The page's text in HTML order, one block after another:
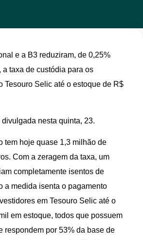
e a B3 reduziram, de 0,25%
a taxa de custódia para os
Tesouro Selic até o estoque de R$
nesta quinta, 23.
tem hoje quase 1,3 milhão de
Com a zeragem da taxa, um
completamente isentos de
a medida isenta o pagamento
em Tesouro Selic até o
em estoque, todos que possuem
respondem por 53% da base de